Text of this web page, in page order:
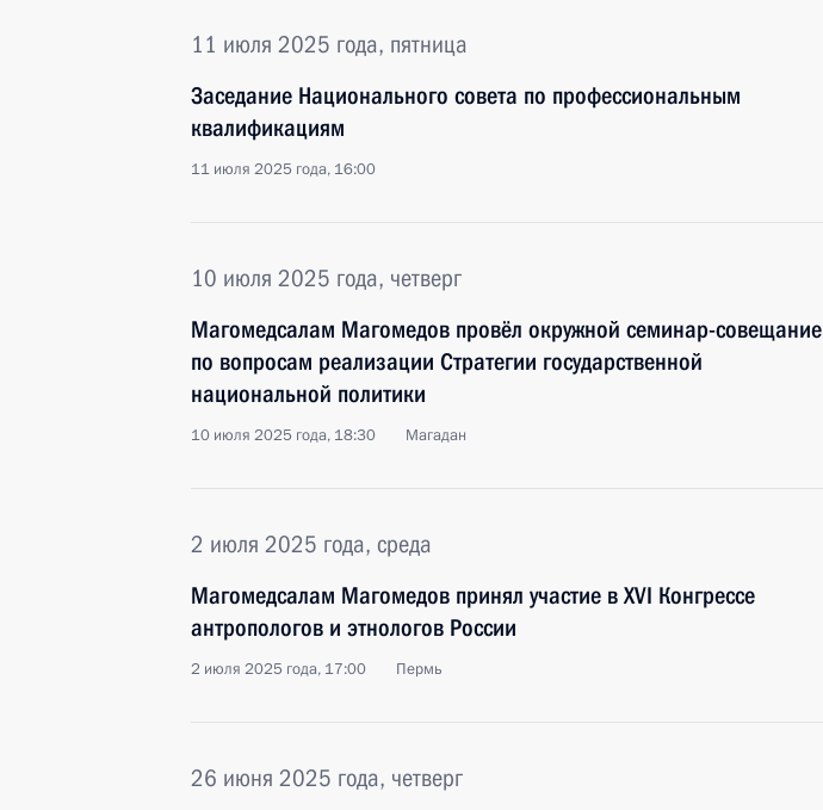
11 июля 2025 года, пятница
Заседание Национального совета по профессиональным
квалификациям
11 июля 2025 года, 16:00
10 июля 2025 года, четверг
Магомедсалам Магомедов провёл окружной семинар-совещание
по вопросам реализации Стратегии государственной
национальной политики
10 июля 2025 года, 18:30 Магадан
2 июля 2025 года, среда
Магомедсалам Магомедов принял участие в XVI Конгрессе
антропологов и этнологов России
2 июля 2025 года, 17:00 Пермь
26 июня 2025 года, четверг